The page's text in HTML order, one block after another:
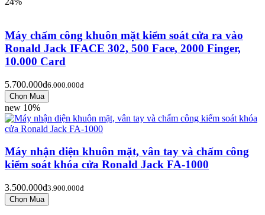
Máy chấm công khuôn mặt kiểm soát cửa ra vào
Ronald Jack IFACE 302, 500 Face, 2000 Finger,
10.000 Card
5.700.000đ6.000.000đ
new 10%
Máy nhận diện khuôn mặt, vân tay và chấm công
kiểm soát khóa cửa Ronald Jack FA-1000
3.500.000đ3.900.000đ